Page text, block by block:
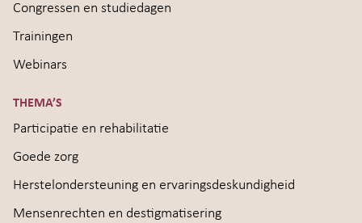
Congressen en studiedagen
Trainingen
Webinars
THEMA’S
Participatie en rehabilitatie
Goede zorg
Herstelondersteuning en ervaringsdeskundigheid
Mensenrechten en destigmatisering